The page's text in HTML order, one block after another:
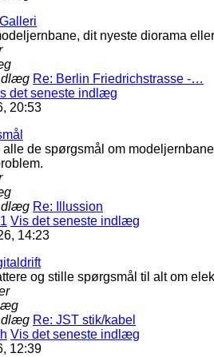
dit nyeste diorama
Re: Berlin Friedrichstrasse -…
det seneste indlæg
20:53
alle de spørgsmål om
Re: Illussion
Vis det seneste indlæg
14:23
og stille spørgsmål til alt om
Re: JST stik/kabel
Vis det seneste indlæg
12:39